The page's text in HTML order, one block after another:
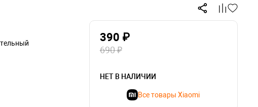
390 ₽
690 ₽
НЕТ В НАЛИЧИИ
Все товары Xiaomi